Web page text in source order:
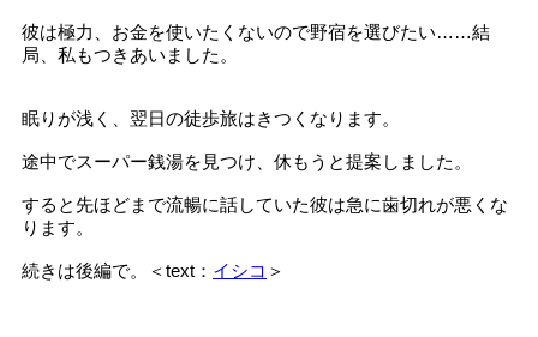
彼は極力、お金を使いたくないので野宿を選びたい……結
局、私もつきあいました。
眠りが浅く、翌日の徒歩旅はきつくなります。
途中でスーパー銭湯を見つけ、休もうと提案しました。
すると先ほどまで流暢に話していた彼は急に歯切れが悪くな
ります。
続きは後編で。＜text： イシコ ＞